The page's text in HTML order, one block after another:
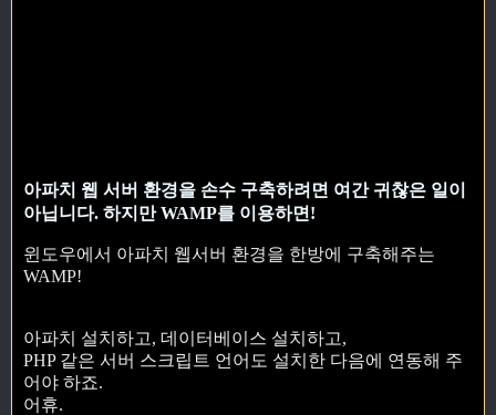
아파치 웹 서버 환경을 손수 구축하려면 여간 귀찮은 일이
아닙니다. 하지만 WAMP를 이용하면!
윈도우에서 아파치 웹서버 환경을 한방에 구축해주는
WAMP!
아파치 설치하고, 데이터베이스 설치하고,
PHP 같은 서버 스크립트 언어도 설치한 다음에 연동해 주
어야 하죠.
어휴.